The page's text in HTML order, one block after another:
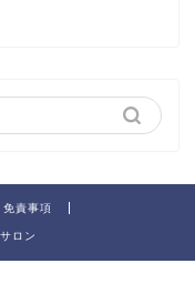
免責事項
ロン